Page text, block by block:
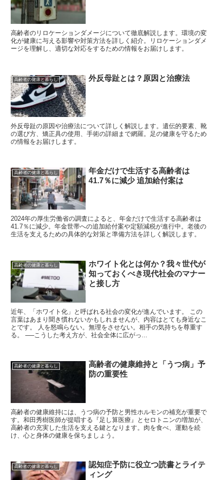
高齢者のリロケーションダメージについて徹底解説します。環境の変
化が健康に与える影響や対策方法を詳しく紹介。リロケーションダメ
ージを理解し、適切な対応をするための情報をお届けします。
高齢者の健康と暮らし 外反母趾とは？原因と治療法
外反母趾の原因や治療法について詳しく解説します。遺伝的要素、靴
の選び方、矯正具の使用、手術の詳細まで網羅。足の健康を守るため
の情報をお届けします。
高齢者の健康と暮らし
年金だけで生活する高齢者は
41.7％に減少 追加給付案は
2024年の厚生労働省の調査によると、年金だけで生活する高齢者は
41.7％に減少。年金世帯への追加給付案や定額減税が進行中。老後の
生活を支えるための具体的な対策と準備方法を詳しく解説します。
高齢者の健康と暮らし
ホワイト化とは何か？我々世代が
知っておくべき現代社会のマナー
と接し方
近年、「ホワイト化」と呼ばれる社会の変化が進んでいます。 この
言葉はあまり聞き慣れないかもしれませんが、内容はとても身近なこ
とです。 人を怒鳴らない。無理をさせない。相手の気持ちを尊重す
る。 ──こうした考え方が、社会全体に広がっ...
高齢者の健康と暮らし
高齢者の健康維持と「うつ病」予
防の重要性
高齢者の健康維持には、うつ病の予防と男性ホルモンの補充が重要で
す。和田秀樹医師が提唱する『足し算医療』とセロトニンの増加が、
高齢者の充実した生活を支える鍵となります。肉を食べ、運動を続
け、心と身体の健康を保ちましょう。
高齢者の健康と暮らし
認知症予防に役立つ読書とライテ
ィング